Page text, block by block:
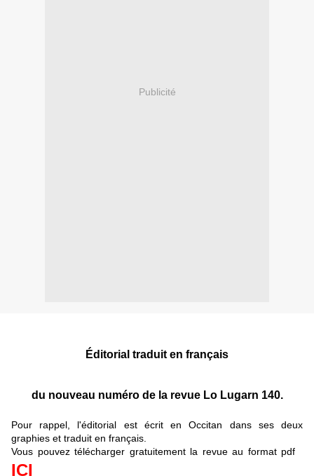
Publicité
Éditorial traduit en français
du nouveau numéro de la revue Lo Lugarn 140.
Pour rappel, l'éditorial est écrit en Occitan dans ses deux
graphies et traduit en français.
Vous pouvez télécharger gratuitement la revue au format pdf
ICI